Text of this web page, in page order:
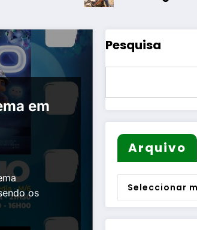
em
os
Pesquisa
Arquivo
Arquivo